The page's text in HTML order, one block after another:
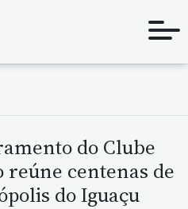
do Clube
reúne centenas de
do Iguaçu